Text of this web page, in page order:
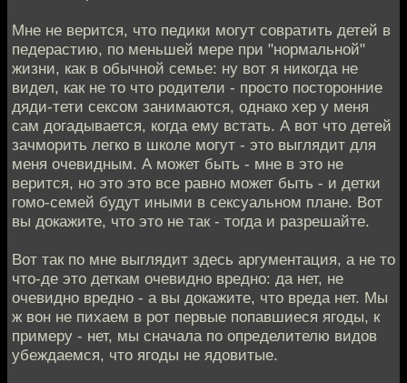
Мне не верится, что педики могут совратить детей в
педерастию, по меньшей мере при "нормальной"
жизни, как в обычной семье: ну вот я никогда не
видел, как не то что родители - просто посторонние
дяди-тети сексом занимаются, однако хер у меня
сам догадывается, когда ему встать. А вот что детей
зачморить легко в школе могут - это выглядит для
меня очевидным. А может быть - мне в это не
верится, но это это все равно может быть - и детки
гомо-семей будут иными в сексуальном плане. Вот
вы докажите, что это не так - тогда и разрешайте.
Вот так по мне выглядит здесь аргументация, а не то
что-де это деткам очевидно вредно: да нет, не
очевидно вредно - а вы докажите, что вреда нет. Мы
ж вон не пихаем в рот первые попавшиеся ягоды, к
примеру - нет, мы сначала по определителю видов
убеждаемся, что ягоды не ядовитые.